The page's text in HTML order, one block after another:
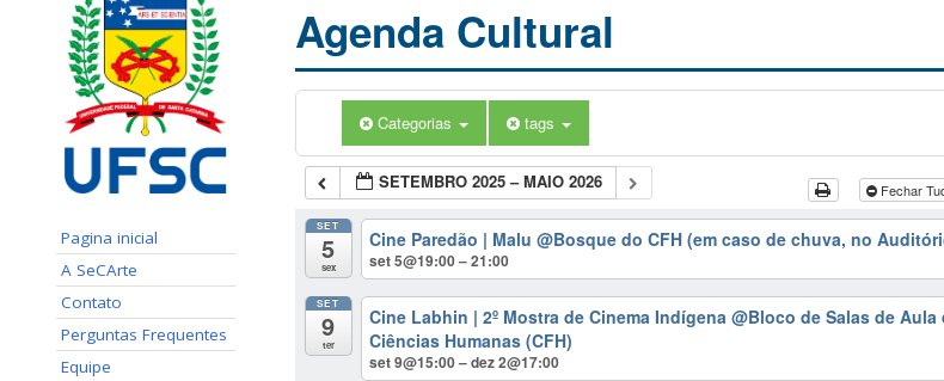
Pagina inicial
A SeCArte
Contato
Perguntas Frequentes
Equipe
Agenda Cultural
Categorias tags
SETEMBRO 2025 – MAIO 2026 Fechar
SET
5
sex
Cine Paredão | Malu @Bosque do CFH (em caso de chuva, no
set 5@19:00 – 21:00
SET
9
ter
Cine Labhin | 2º Mostra de Cinema Indígena @Bloco de Salas de
Ciências Humanas (CFH)
set 9@15:00 – dez 2@17:00